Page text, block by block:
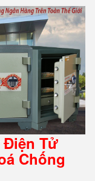
Điện Tử
Chống